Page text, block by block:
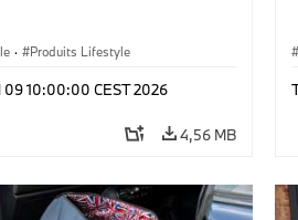
· Produits Lifestyle
09 10:00:00 CEST 2026
4,56 MB